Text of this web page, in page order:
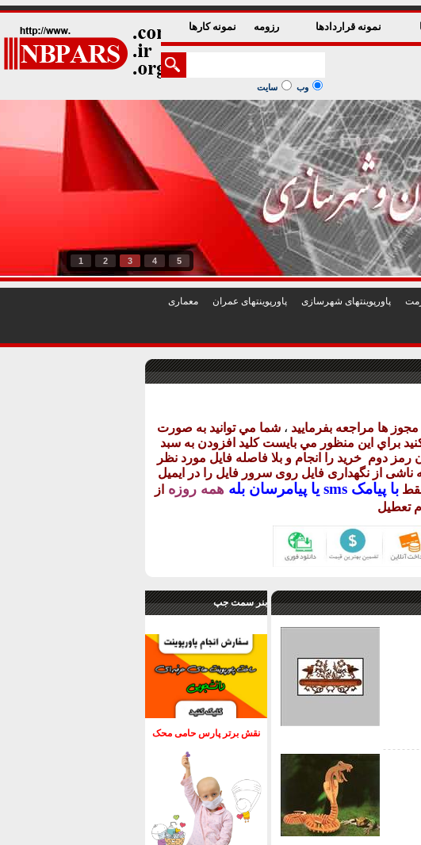
نمونه قراردادها رزومه نمونه کارها
وب سایت
1 2 3 4 5
پاورپوينتهای شهرسازی پاورپوينتهای عمران معماری
ها مراجعه بفرماييد ، شما مي توانيد به صورت
براي اين منظور مي بايست کليد افزودن به سبد
رمز دوم خريد را انجام و بلا فاصله فايل مورد نظر
ناشی از نگهداری فايل روی سرور فايل را در ايميل
با پيامک sms يا پيامرسان بله همه روزه از
تعطيل
بنر سمت جپ
نقش برتر پارس حامی محک